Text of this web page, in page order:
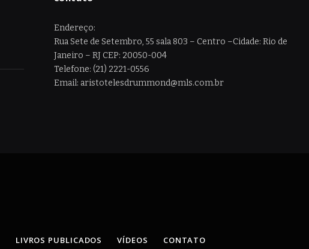
Endereço:
Rua Sete de Setembro, 55 sala 803 – Centro –Cidade: Rio de
Janeiro – RJ CEP: 20050-004
Telefone: (21) 2221-0556
Email: aristotelesdrummond@mls.com.br
LIVROS PUBLICADOS VÍDEOS CONTATO